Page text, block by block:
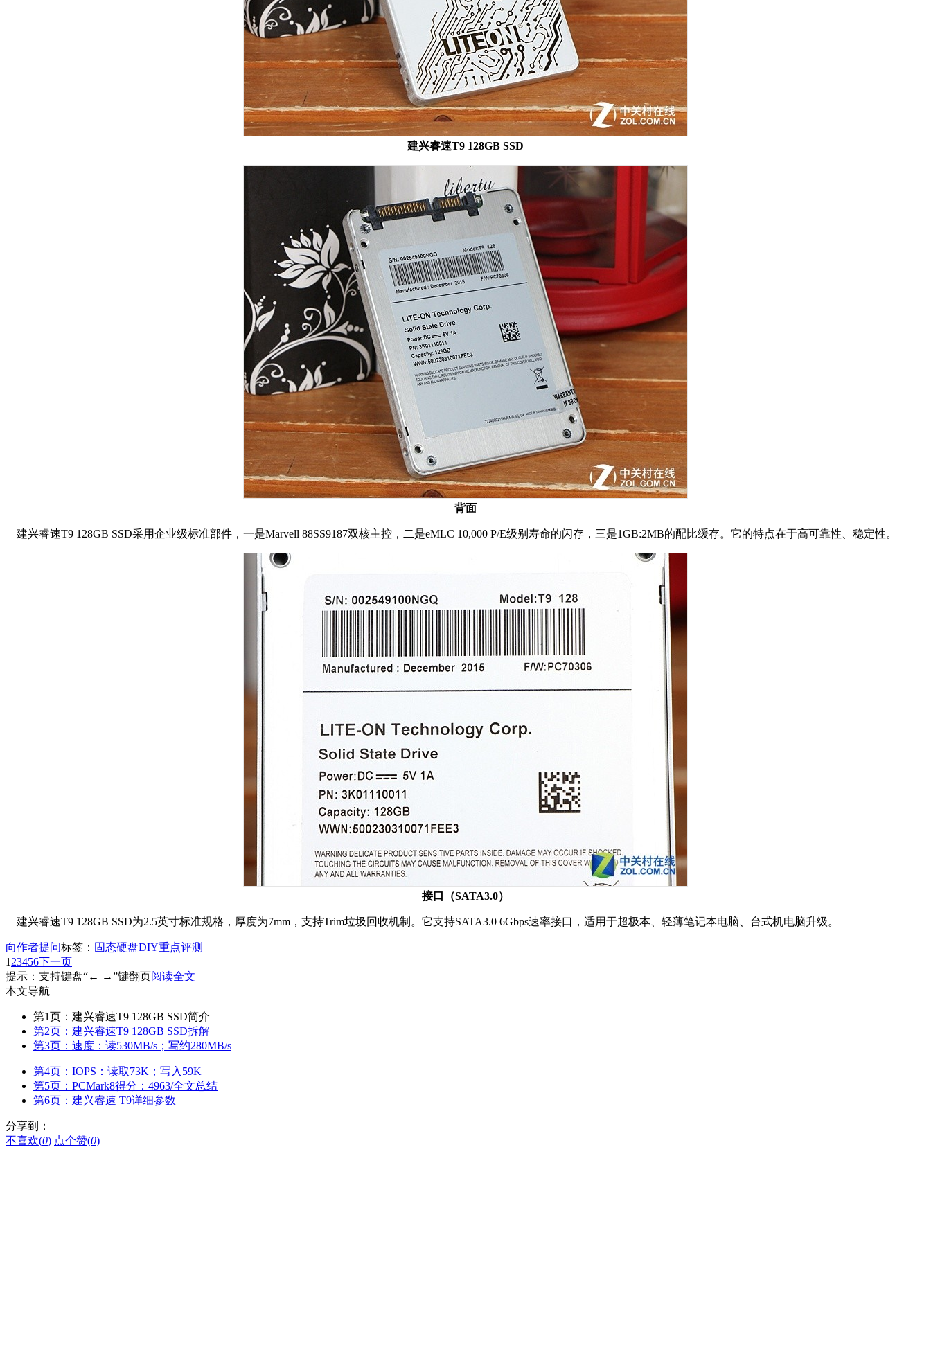
建兴睿速T9 128GB SSD
背面
建兴睿速T9 128GB SSD采用企业级标准部件，一是Marvell 88SS9187双核主控，二是eMLC 10,000 P/E级别寿命的闪存，三是1GB:2MB的配比缓存。它的特点在于高可靠性、稳定性。
接口（SATA3.0）
建兴睿速T9 128GB SSD为2.5英寸标准规格，厚度为7mm，支持Trim垃圾回收机制。它支持SATA3.0 6Gbps速率接口，适用于超极本、轻薄笔记本电脑、台式机电脑升级。
向作者提问标签： 固态硬盘DIY重点评测
1 23456下一页
提示：支持键盘“← →”键翻页阅读全文
本文导航
第1页：建兴睿速T9 128GB SSD简介
第2页：建兴睿速T9 128GB SSD拆解
第3页：速度：读530MB/s；写约280MB/s
第4页：IOPS：读取73K；写入59K
第5页：PCMark8得分：4963/全文总结
第6页：建兴睿速 T9详细参数
分享到：
不喜欢(0) 点个赞(0)